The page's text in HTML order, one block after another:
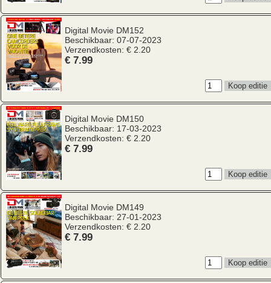
Digital Movie DM152
Beschikbaar: 07-07-2023
Verzendkosten: € 2.20
€ 7.99
Digital Movie DM150
Beschikbaar: 17-03-2023
Verzendkosten: € 2.20
€ 7.99
Digital Movie DM149
Beschikbaar: 27-01-2023
Verzendkosten: € 2.20
€ 7.99